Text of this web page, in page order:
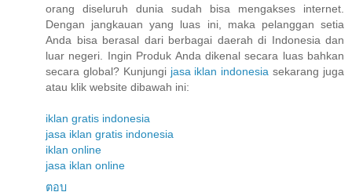
orang diseluruh dunia sudah bisa mengakses internet.
Dengan jangkauan yang luas ini, maka pelanggan setia
Anda bisa berasal dari berbagai daerah di Indonesia dan
luar negeri. Ingin Produk Anda dikenal secara luas bahkan
secara global? Kunjungi jasa iklan indonesia sekarang juga
atau klik website dibawah ini:
iklan gratis indonesia
jasa iklan gratis indonesia
iklan online
jasa iklan online
ตอบ